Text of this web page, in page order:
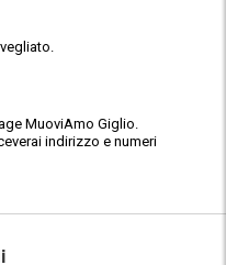
MuoviAmo Giglio.
indirizzo e numeri